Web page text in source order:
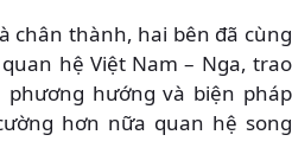
chân thành, hai bên đã cùng
hệ Việt Nam – Nga, trao
hướng và biện pháp
hơn nữa quan hệ song